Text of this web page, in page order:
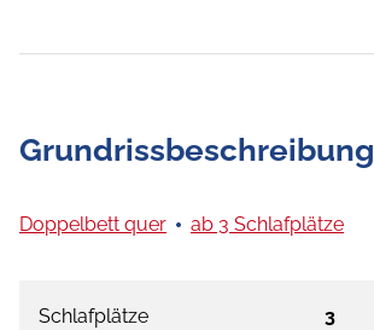
Grundrissbeschreibung
Doppelbett quer ab 3 Schlafplätze
Schlafplätze 3